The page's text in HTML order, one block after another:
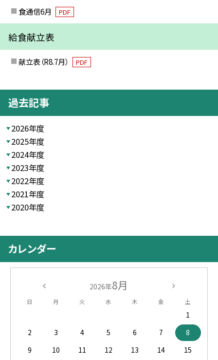
食通信6月 PDF
給食献立表
献立表（R8.7月） PDF
過去記事
2026年度
2025年度
2024年度
2023年度
2022年度
2021年度
2020年度
カレンダー
2026年8月
日 月 火 水 木 金 土
1
2
3 4 5 6 7
8
9
10 11 12 13 14
15